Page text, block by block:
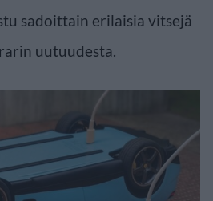
sadoittain erilaisia vitsejä
uutuudesta.